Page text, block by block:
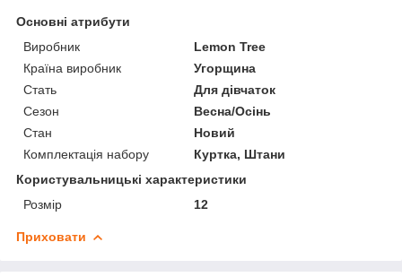
Основні атрибути
Виробник
Lemon Tree
Країна виробник
Угорщина
Стать
Для дівчаток
Сезон
Весна/Осінь
Стан
Новий
Комплектація набору
Куртка, Штани
Користувальницькі характеристики
Розмір
12
Приховати